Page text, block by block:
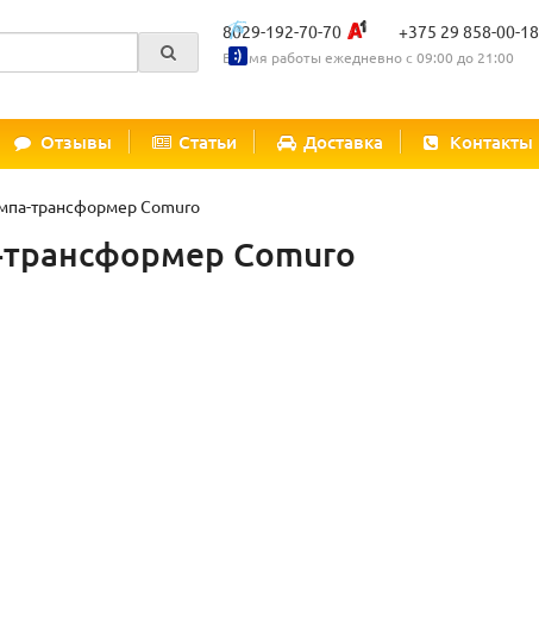
8029-192-70-70 +375 29 858-00-18
Время работы ежедневно с 09:00 до 21:00
Отзывы Статьи Доставка Контакты
трансформер Comuro
Comuro